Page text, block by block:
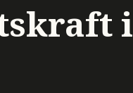
i